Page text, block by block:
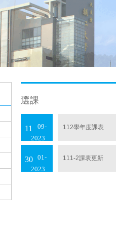
選課
09
2023
11 112學年度課表
01
2023
30 111-2課表更新